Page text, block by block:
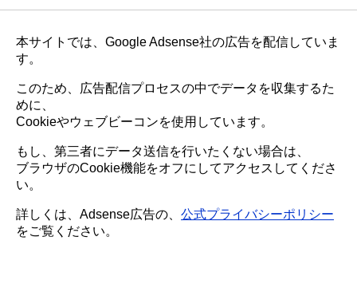
本サイトでは、Google Adsense社の広告を配信していま
す。
このため、広告配信プロセスの中でデータを収集するた
めに、
Cookieやウェブビーコンを使用しています。
もし、第三者にデータ送信を行いたくない場合は、
ブラウザのCookie機能をオフにしてアクセスしてくださ
い。
詳しくは、Adsense広告の、 公式プライバシーポリシー
をご覧ください。